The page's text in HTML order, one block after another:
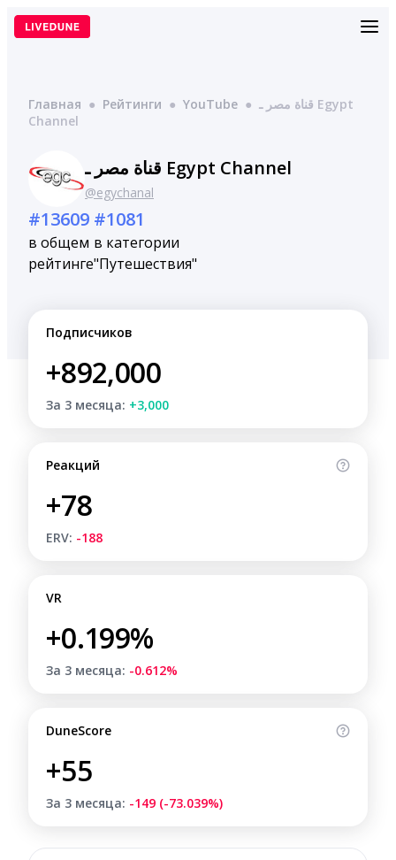
Перейти
Главная ● Рейтинги ● YouTube ● قناة مصر ـ Egypt
Channel
قناة مصر ـ Egypt Channel
@egychanal
#13609
в общем
рейтинге
#1081
в категории
"Путешествия"
Подписчиков
+892,000
За 3 месяца: +3,000
Реакций
+78
ERV: -188
VR
+0.199%
За 3 месяца: -0.612%
DuneScore
+55
За 3 месяца: -149 (-73.039%)